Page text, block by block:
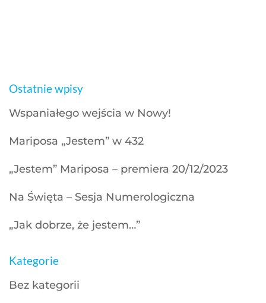
Ostatnie wpisy
Wspaniałego wejścia w Nowy!
Mariposa „Jestem” w 432
„Jestem” Mariposa – premiera 20/12/2023
Na Święta – Sesja Numerologiczna
„Jak dobrze, że jestem…”
Kategorie
Bez kategorii